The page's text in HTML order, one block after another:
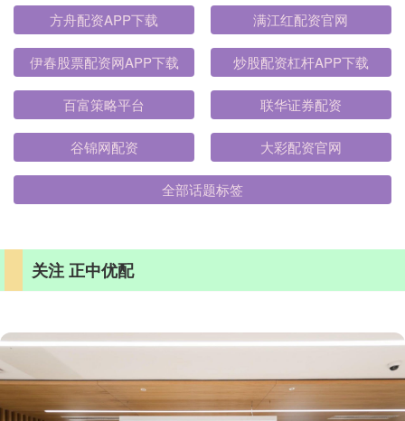
方舟配资APP下载 满江红配资官网
伊春股票配资网APP下载 炒股配资杠杆APP下载
百富策略平台 联华证券配资
谷锦网配资 大彩配资官网
全部话题标签
关注 正中优配